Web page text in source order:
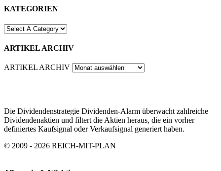
KATEGORIEN
ARTIKEL ARCHIV
ARTIKEL ARCHIV
Die Dividendenstrategie Dividenden-Alarm überwacht zahlreiche
Dividendenaktien und filtert die Aktien heraus, die ein vorher
definiertes Kaufsignal oder Verkaufsignal generiert haben.
© 2009 - 2026 REICH-MIT-PLAN